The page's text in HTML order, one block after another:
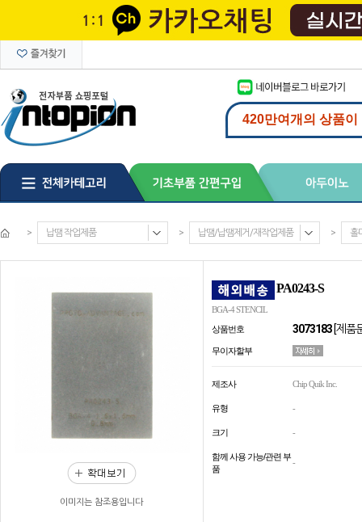
> 납땜 작업제품 > 납땜/납땜제거/재작업제품 > 홀
이미지는 참조용입니다
PA0243-S
BGA-4 STENCIL
상품번호
3073183 [제품
무이자할부
제조사 Chip Quik Inc.
유형 -
크기 -
함께 사용 가능/관련 부
품
-